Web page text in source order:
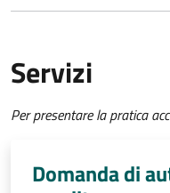
Servizi
Per presentare la pratica
Domanda di